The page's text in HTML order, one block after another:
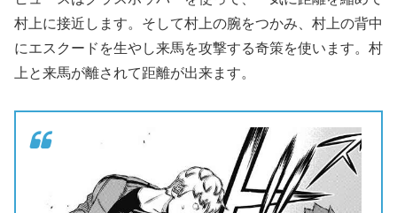
村上に接近します。そして村上の腕をつかみ、村上の背中
にエスクードを生やし来馬を攻撃する奇策を使います。村
上と来馬が離されて距離が出来ます。